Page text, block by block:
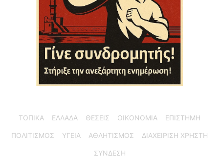
ΤΟΠΙΚΑ ΕΛΛΑΔΑ ΘΕΣΕΙΣ ΟΙΚΟΝΟΜΙΑ ΕΠΙΣΤΗΜΗ
ΠΟΛΙΤΙΣΜΟΣ ΥΓΕΙΑ ΑΘΛΗΤΙΣΜΟΣ ΔΙΑΧΕΙΡΙΣΗ ΧΡΗΣΤΗ
ΣΥΝΔΕΣΗ